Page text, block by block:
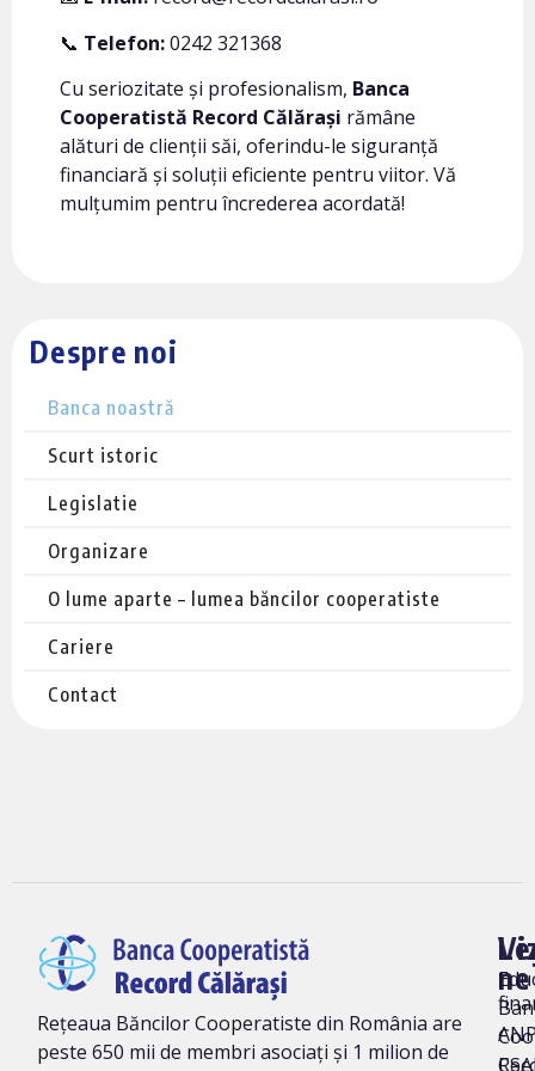
Despre noi
Banca noastră
Scurt istoric
Legislatie
Organizare
O lume aparte – lumea băncilor cooperatiste
Cariere
Contact
📞 Telefon:0242 321368
Cu seriozitate și profesionalism, Banca
Cooperatistă Record Călărași rămâne
alături de clienții săi, oferindu-le siguranță
financiară și soluții eficiente pentru viitor. Vă
mulțumim pentru încrederea acordată!
Rețeaua Băncilor Cooperatiste din România are
peste 650 mii de membri asociați și 1 milion de
ne